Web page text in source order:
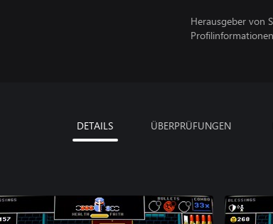
Herausgeber von
DETAILS ÜBERPRÜFUNGEN